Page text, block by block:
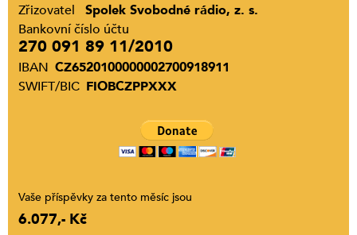
Zřizovatel
Spolek Svobodné rádio, z. s.
Bankovní číslo účtu
270 091 89 11/2010
IBAN CZ6520100000002700918911
SWIFT/BIC FIOBCZPPXXX
Vaše příspěvky za tento měsíc jsou
6.077,- Kč